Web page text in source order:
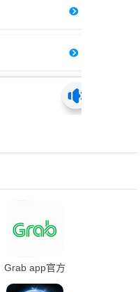
Grab app官方
下载安卓版